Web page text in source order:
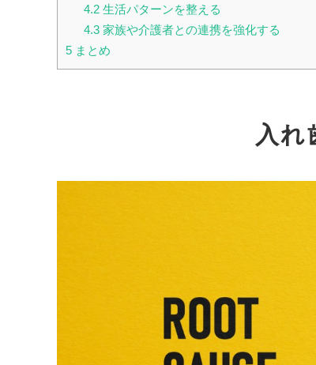
4.2生活パターンを整える
4.3家族や介護者との連携を強化する
5 まとめ
入れ